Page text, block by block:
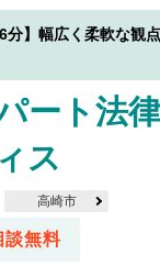
6分】幅広く柔軟な観
ート法
ス
高崎市
談無料